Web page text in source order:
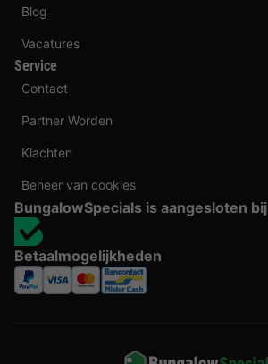
Blog
Vacatures
Service
Contact
Partner Worden
Klachten
Beheer van cookies
BungalowSpecials is aangesloten bij
Betaalmogelijkheden